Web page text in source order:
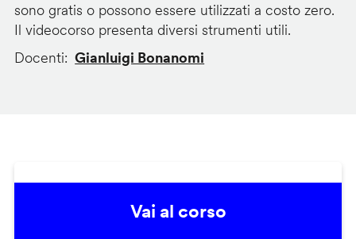
sono gratis o possono essere utilizzati a costo zero.
Il videocorso presenta diversi strumenti utili.
Docenti
Gianluigi Bonanomi
Vai al corso